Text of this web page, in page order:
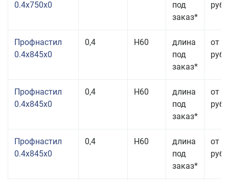
0.4x750x0
под
заказ*
руб.
Профнастил
0.4x845x0
0,4 Н60
длина
под
заказ*
от
руб.
Профнастил
0.4x845x0
0,4 Н60
длина
под
заказ*
от
руб.
Профнастил
0.4x845x0
0,4 Н60
длина
под
заказ*
от
руб.